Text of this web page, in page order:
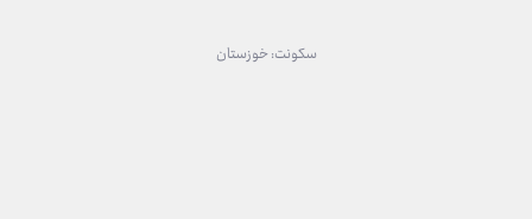
سکونت: خوزستان